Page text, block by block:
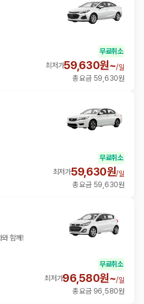
무료취소
최저가59,630원~/일
총 요금 59,630원
무료취소
최저가59,630원/일
총 요금 59,630원
와 함께!
무료취소
최저가96,580원~/일
총 요금 96,580원